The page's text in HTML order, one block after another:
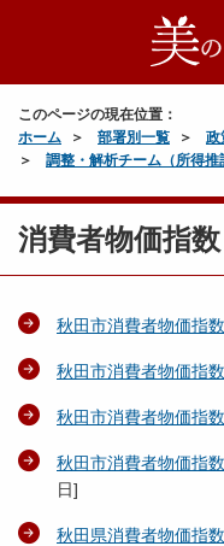
このページの現在位置：
ホーム
部署別一覧 政
調整・解析チーム（所得推
消費者物価指数
秋田市消費者物価指数
秋田市消費者物価指
秋田市消費者物価指数
秋田市消費者物価指
日]
秋田県消費者物価指